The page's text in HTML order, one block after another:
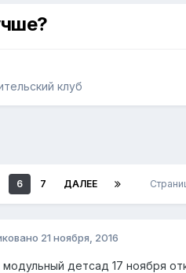
клуб
6 7 ДАЛЕЕ
21 ноября, 2016
детсад 17 ноября